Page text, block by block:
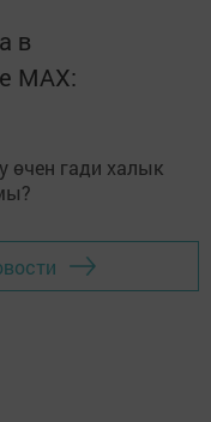
в
MАХ: